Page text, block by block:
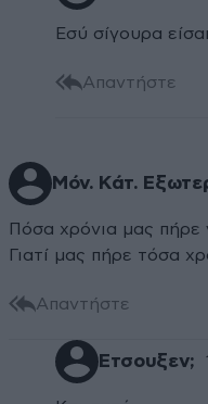
Εσύ σίγουρα
Απαντήστε
Μόν. Κάτ.
Πόσα χρόνια μας
Γιατί μας πήρε τόσα
Απαντήστε
Ετσουξεν;